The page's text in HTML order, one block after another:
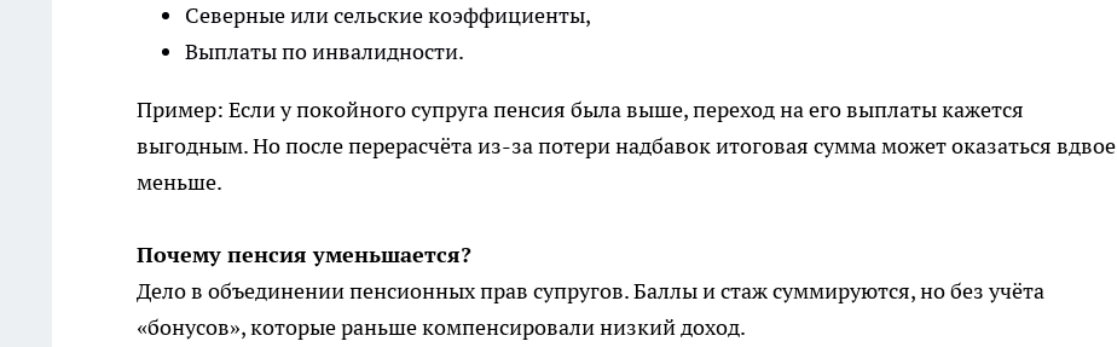
Северные или сельские коэффициенты,
Выплаты по инвалидности.
Пример: Если у покойного супруга пенсия была выше, переход на его выплаты кажется
выгодным. Но после перерасчёта из-за потери надбавок итоговая сумма может оказаться вдвое
меньше.
Почему пенсия уменьшается?
Дело в объединении пенсионных прав супругов. Баллы и стаж суммируются, но без учёта
«бонусов», которые раньше компенсировали низкий доход.